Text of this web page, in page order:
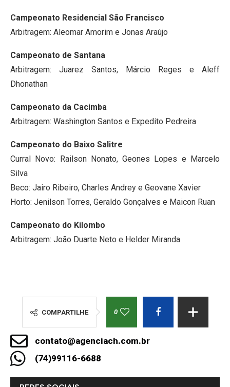
Campeonato Residencial São Francisco
Arbitragem: Aleomar Amorim e Jonas Araújo
Campeonato de Santana
Arbitragem: Juarez Santos, Márcio Reges e Aleff
Dhonathan
Campeonato da Cacimba
Arbitragem: Washington Santos e Expedito Pedreira
Campeonato do Baixo Salitre
Curral Novo: Railson Nonato, Geones Lopes e Marcelo
Silva
Beco: Jairo Ribeiro, Charles Andrey e Geovane Xavier
Horto: Jenilson Torres, Geraldo Gonçalves e Maicon Ruan
Campeonato do Kilombo
Arbitragem: João Duarte Neto e Helder Miranda
COMPARTILHE 0
contato@agenciach.com.br
(74)99116-6688